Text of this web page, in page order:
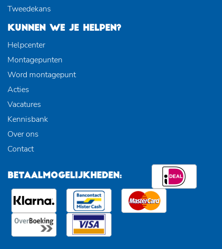
Tweedekans
KUNNEN WE JE HELPEN?
Helpcenter
Montagepunten
Word montagepunt
Acties
Vacatures
Kennisbank
Over ons
Contact
BETAALMOGELIJKHEDEN: